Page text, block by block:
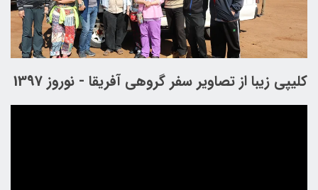
کلیپی زیبا از تصاویر سفر گروهی آفریقا - نوروز 1397